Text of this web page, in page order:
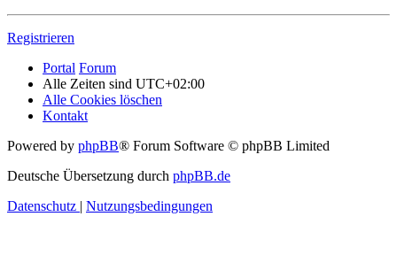
Registrieren
Portal Forum
Alle Zeiten sind UTC+02:00
Alle Cookies löschen
Kontakt
Powered by phpBB® Forum Software © phpBB Limited
Deutsche Übersetzung durch phpBB.de
Datenschutz | Nutzungsbedingungen